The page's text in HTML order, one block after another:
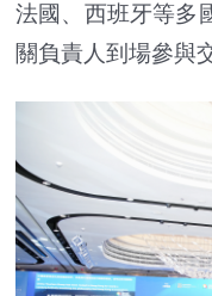
法國、西班牙等多
關負責人到場參與